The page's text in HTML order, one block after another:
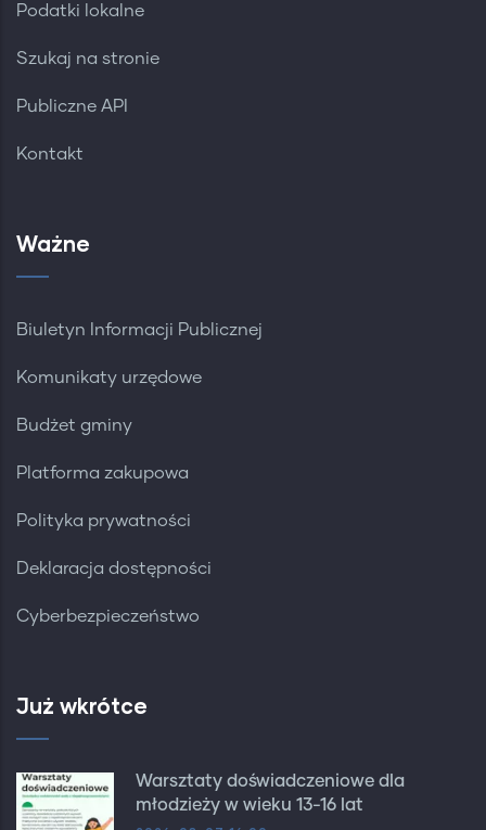
Podatki lokalne
Szukaj na stronie
Publiczne API
Kontakt
Ważne
Biuletyn Informacji Publicznej
Komunikaty urzędowe
Budżet gminy
Platforma zakupowa
Polityka prywatności
Deklaracja dostępności
Cyberbezpieczeństwo
Już wkrótce
Warsztaty doświadczeniowe dla
młodzieży w wieku 13-16 lat